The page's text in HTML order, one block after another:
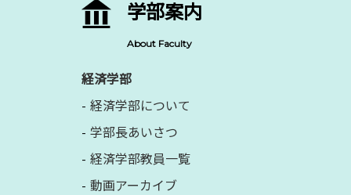
学部案内
About Faculty
経済学部
経済学部について
学部長あいさつ
経済学部教員一覧
動画アーカイブ